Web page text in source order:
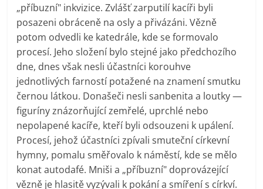
„příbuzní" inkvizice. Zvlášť zarputilí kacíři byli
posazeni obráceně na osly a přivázáni. Vězně
potom odvedli ke katedrále, kde se formovalo
procesí. Jeho složení bylo stejné jako předchozího
dne, dnes však nesli účastníci korouhve
jednotlivých farností potažené na znamení smutku
černou látkou. Donašeči nesli sanbenita a loutky —
figuríny znázorňující zemřelé, uprchlé nebo
nepolapené kacíře, kteří byli odsouzeni k upálení.
Procesí, jehož účastníci zpívali smuteční církevní
hymny, pomalu směřovalo k náměstí, kde se mělo
konat autodafé. Mniši a „příbuzní" doprovázející
vězně je hlasitě vyzývali k pokání a smíření s církví.